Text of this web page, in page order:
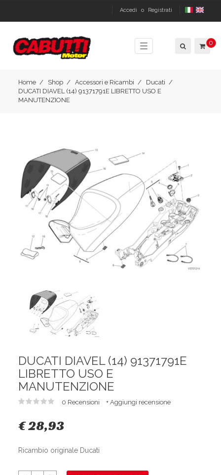
Accedi o Registrati
Toggle
navigation
0
Home Shop Accessori e Ricambi
Ducati
DUCATI DIAVEL (14) 91371791E LIBRETTO USO E
MANUTENZIONE
DUCATI DIAVEL (14) 91371791E
LIBRETTO USO E
MANUTENZIONE
0 Recensioni + Aggiungi recensione
€ 28,93
Ricambio originale Ducati